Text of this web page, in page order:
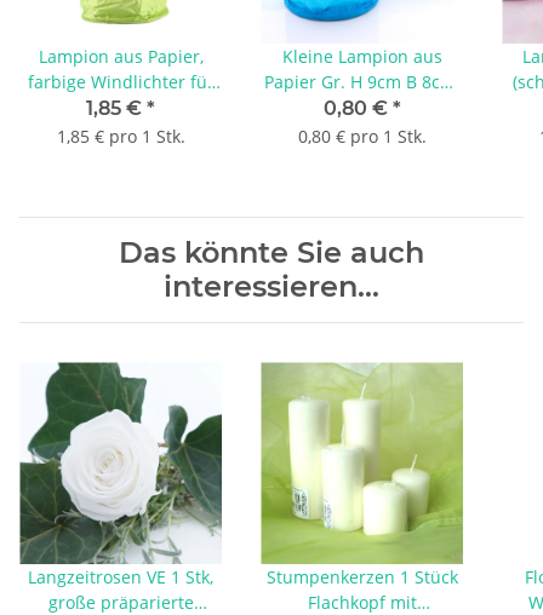
Lampion aus Papier,
farbige Windlichter für
die Tischdeko, Gr. H 15
cm B 10 cm mit
1,85 € *
1,85 € pro 1 Stk.
Kleine Lampion aus
Papier Gr. H 9cm B 8cm,
farbige Windlichter für
die Tischdeko, mit
0,80 € *
0,80 € pro 1 Stk.
Das könnte Sie auch
interessieren...
Langzeitrosen VE 1 Stk,
große präparierte
Stumpenkerzen 1 Stück
Flachkopf mit